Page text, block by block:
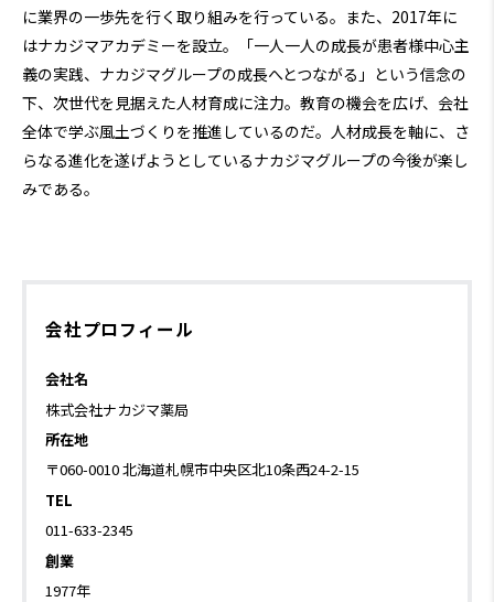
に業界の一歩先を行く取り組みを行っている。また、2017年に
はナカジマアカデミーを設立。「一人一人の成長が患者様中心主
義の実践、ナカジマグループの成長へとつながる」という信念の
下、次世代を見据えた人材育成に注力。教育の機会を広げ、会社
全体で学ぶ風土づくりを推進しているのだ。人材成長を軸に、さ
らなる進化を遂げようとしているナカジマグループの今後が楽し
みである。
会社プロフィール
会社名
株式会社ナカジマ薬局
所在地
〒060-0010 北海道札幌市中央区北10条西24-2-15
TEL
011-633-2345
創業
1977年